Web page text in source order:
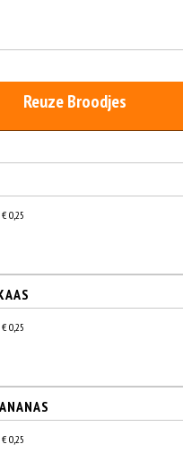
Reuze Broodjes
0,25
0,25
0,25